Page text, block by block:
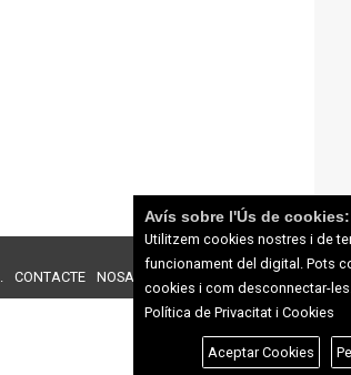
CONTACTE NOSALTRES
Avís sobre l'Ús de cookies:
Utilitzem cookies nostres i de
funcionament del digital. Pots
cookies i com desconnectar-
Política de Privacitat i Cookies
Aceptar Cookies